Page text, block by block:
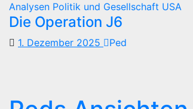
Analysen Politik und Gesellschaft USA
Die Operation J6
1. Dezember 2025 Ped